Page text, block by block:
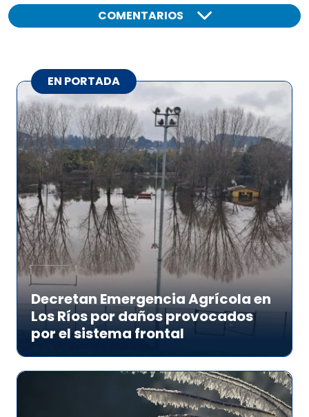
COMENTARIOS
EN PORTADA
Decretan Emergencia Agrícola en
Los Ríos por daños provocados
por el sistema frontal